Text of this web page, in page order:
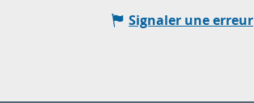
Signaler une erreur